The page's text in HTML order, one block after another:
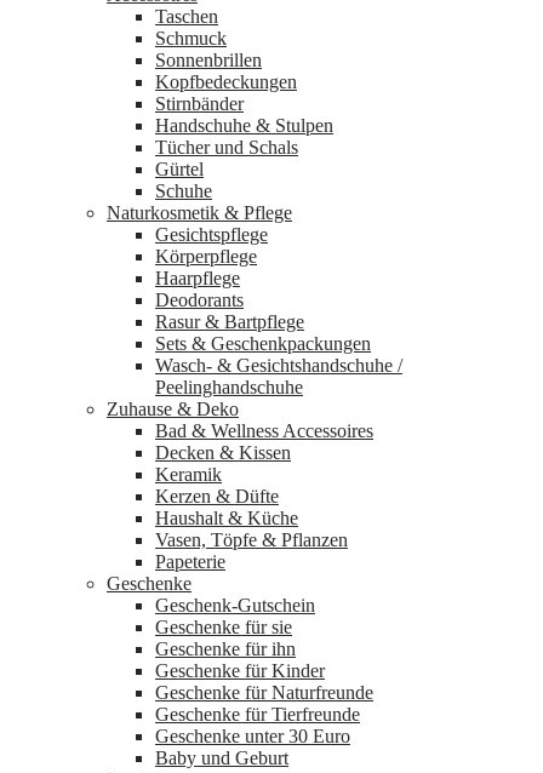
Taschen
Schmuck
Sonnenbrillen
Kopfbedeckungen
Stirnbänder
Handschuhe & Stulpen
Tücher und Schals
Gürtel
Schuhe
Naturkosmetik & Pflege
Gesichtspflege
Körperpflege
Haarpflege
Deodorants
Rasur & Bartpflege
Sets & Geschenkpackungen
Wasch‑ & Gesichtshandschuhe /
Peelinghandschuhe
Zuhause & Deko
Bad & Wellness Accessoires
Decken & Kissen
Keramik
Kerzen & Düfte
Haushalt & Küche
Vasen, Töpfe & Pflanzen
Papeterie
Geschenke
Geschenk-Gutschein
Geschenke für sie
Geschenke für ihn
Geschenke für Kinder
Geschenke für Naturfreunde
Geschenke für Tierfreunde
Geschenke unter 30 Euro
Baby und Geburt